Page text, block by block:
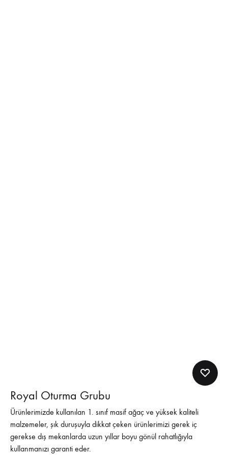
Royal Oturma Grubu
Ürünlerimizde kullanılan 1. sınıf masif ağaç ve yüksek kaliteli
malzemeler, şık duruşuyla dikkat çeken ürünlerimizi gerek iç
gerekse dış mekanlarda uzun yıllar boyu gönül rahatlığıyla
kullanmanızı garanti eder.